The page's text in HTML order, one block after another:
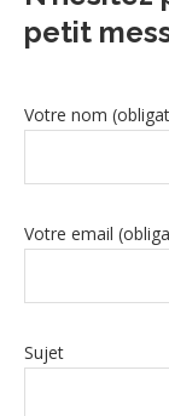
petit
Votre nom
Votre email
Sujet